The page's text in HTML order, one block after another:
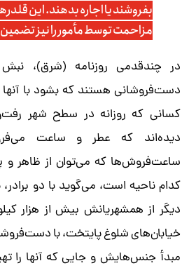
بفروشند یا اجاره بدهند. این
مزاحمت توسط مأمور را نیز
در چندقدمی روزنامه (شرق)، نبش
دست‌فروشانی هستند که بشود با آنها
کسانی که روزانه در سطح شهر
دیده‌اند که عطر و ساعت
ساعت‌فروش‌ها که می‌توان از ظاهر
کدام ناحیه است، می‌گوید با دو
دیگر از همشهریانش بیش از‌ هزار
خیابان‌های شلوغ پایتخت، با
مبدأ جنس‌هایش و جایی که آنها را